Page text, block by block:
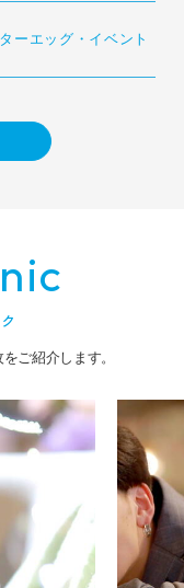
ーエッグ・イベント
ご紹介します。